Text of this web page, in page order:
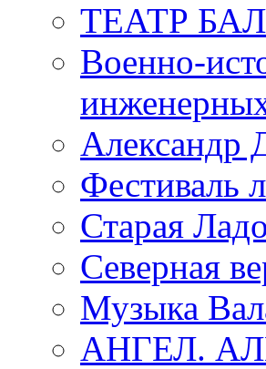
ТЕАТР
Военно-
Александр
Фестиваль
Старая
Северная
Музыка
АНГЕЛ.